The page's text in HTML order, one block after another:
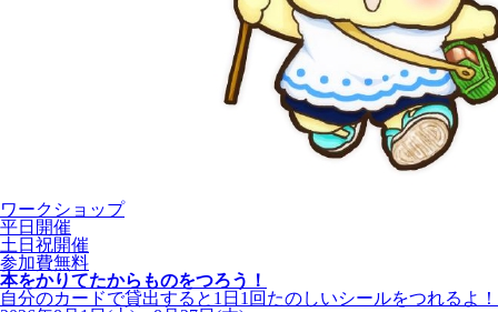
ワークショップ
平日開催
土日祝開催
参加費無料
本をかりてたからものをつろう！
自分のカードで貸出すると1日1回たのしいシールをつれるよ！